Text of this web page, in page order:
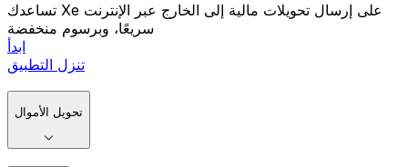
تساعدك Xe على إرسال تحويلات مالية إلى الخارج عبر الإنترنت
سريعًا، وبرسوم منخفضة
ابدأ
تنزل التطبيق
تحويل الأموال